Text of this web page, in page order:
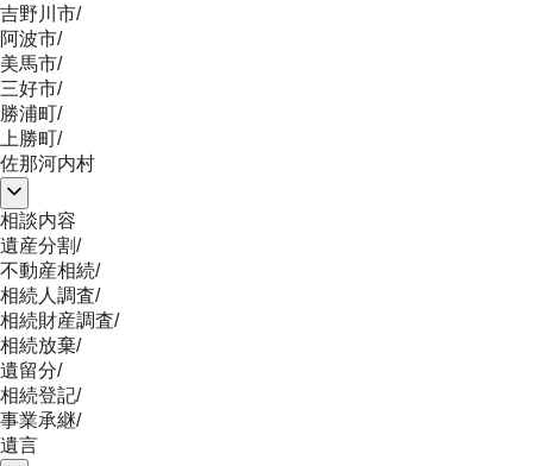
吉野川市/
阿波市/
美馬市/
三好市/
勝浦町/
上勝町/
佐那河内村
相談内容
遺産分割/
不動産相続/
相続人調査/
相続財産調査/
相続放棄/
遺留分/
相続登記/
事業承継/
遺言